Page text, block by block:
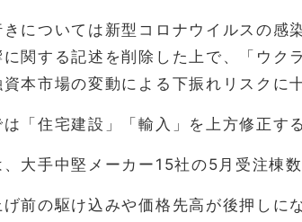
きについては新型コロナウイルスの
関する記述を削除した上で、「ウク
本市場の変動による下振れリスクに
「住宅建設」「輸入」を上方修正す
大手中堅メーカー15社の5月受注棟
前の駆け込みや価格先高が後押しに